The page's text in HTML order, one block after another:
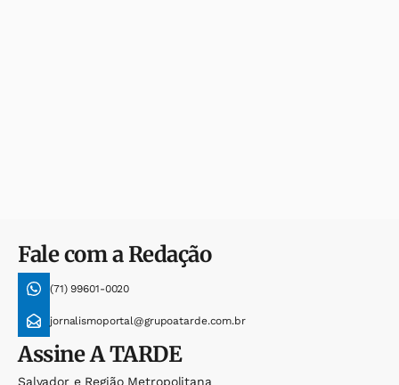
Fale com a Redação
(71) 99601-0020
jornalismoportal@grupoatarde.com.br
AssineA TARDE
Salvador e Região Metropolitana